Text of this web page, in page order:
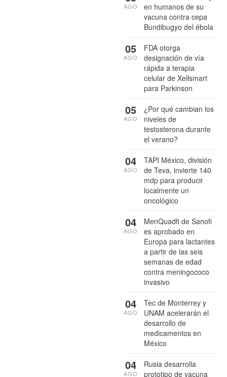
en humanos de su
vacuna contra cepa
Bundibugyo del ébola
AGO
FDA otorga
designación de vía
rápida a terapia
celular de Xellsmart
para Parkinson
05
AGO
¿Por qué cambian los
niveles de
testosterona durante
el verano?
05
AGO
TAPI México, división
de Teva, invierte 140
mdp para producir
localmente un
oncológico
04
AGO
MenQuadfi de Sanofi
es aprobado en
Europa para lactantes
a partir de las seis
semanas de edad
contra meningococo
invasivo
04
AGO
Tec de Monterrey y
UNAM acelerarán el
desarrollo de
medicamentos en
México
04
AGO
Rusia desarrolla
prototipo de vacuna
04
AGO